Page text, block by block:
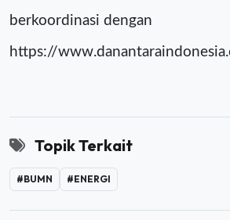
berkoordinasi dengan
https://
Topik Terkait
#BUMN #ENERGI